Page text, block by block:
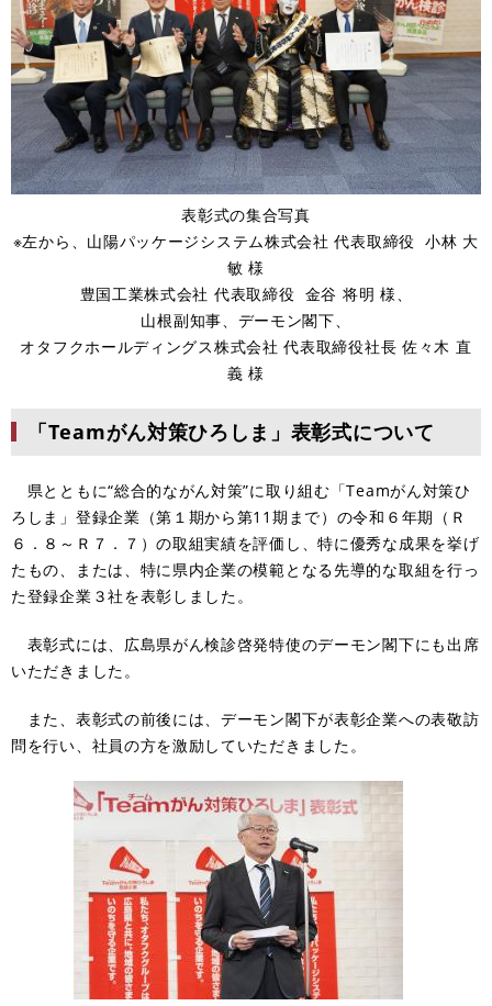
表彰式の集合写真
※左から、山陽パッケージシステム株式会社 代表取締役 小林 大
敏 様
豊国工業株式会社 代表取締役 金谷 将明 様、
山根副知事、デーモン閣下、
オタフクホールディングス株式会社 代表取締役社長 佐々木 直
義 様
「Teamがん対策ひろしま」表彰式について
県とともに“総合的ながん対策”に取り組む「Teamがん対策ひ
ろしま」登録企業（第１期から第11期まで）の令和６年期（Ｒ
６．８～Ｒ７．７）の取組実績を評価し、特に優秀な成果を挙げ
たもの、または、特に県内企業の模範となる先導的な取組を行っ
た登録企業３社を表彰しました。
表彰式には、広島県がん検診啓発特使のデーモン閣下にも出席
いただきました。
また、表彰式の前後には、デーモン閣下が表彰企業への表敬訪
問を行い、社員の方を激励していただきました。